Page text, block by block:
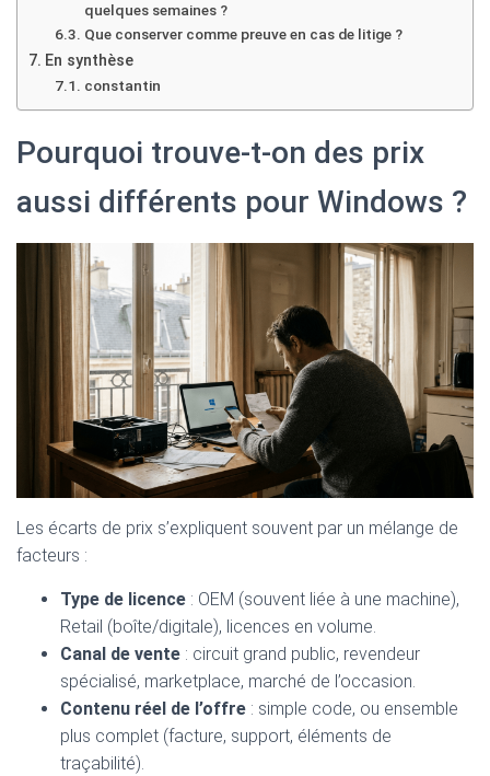
quelques semaines ?
Que conserver comme preuve en cas de litige ?
En synthèse
constantin
Pourquoi trouve-t-on des prix
aussi différents pour Windows ?
Les écarts de prix s’expliquent souvent par un mélange de
facteurs :
Type de licence : OEM (souvent liée à une machine),
Retail (boîte/digitale), licences en volume.
Canal de vente : circuit grand public, revendeur
spécialisé, marketplace, marché de l’occasion.
Contenu réel de l’offre : simple code, ou ensemble
plus complet (facture, support, éléments de
traçabilité).